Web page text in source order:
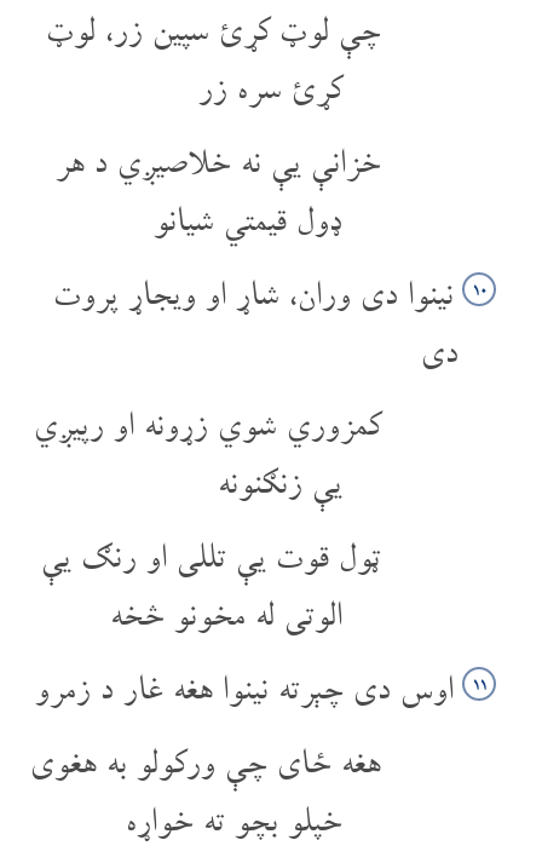
چې لوټ کړئ سپین زر، لوټ
کړئ سره زر
خزانې یې نه خلاصیږي د هر
ډول قیمتي شیانو
۱۰ نینوا دی وران، شاړ او ویجاړ پروت
دی
کمزوري شوي زړونه او رپیږي
یې زنګنونه
ټول قوت یې تللی او رنګ یې
الوتی له مخونو څخه
۱۱ اوس دی چېرته نینوا هغه غار د زمرو
هغه ځای چې ورکولو به هغوی
خپلو بچو ته خواړه